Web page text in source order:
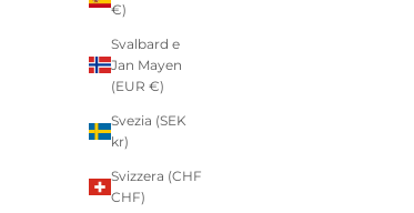
€)
Svalbard e
Jan Mayen
(EUR €)
Svezia (SEK
kr)
Svizzera (CHF
CHF)